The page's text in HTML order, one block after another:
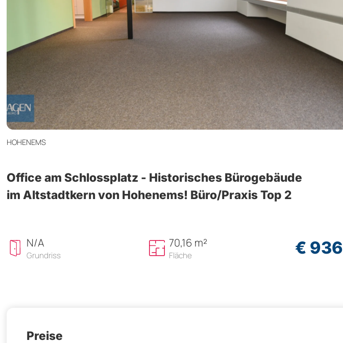
HOHENEMS
Office am Schlossplatz - Historisches Bürogebäude
im Altstadtkern von Hohenems! Büro/Praxis Top 2
N/A
Grundriss
70,16 m²
Fläche € 936
Preise